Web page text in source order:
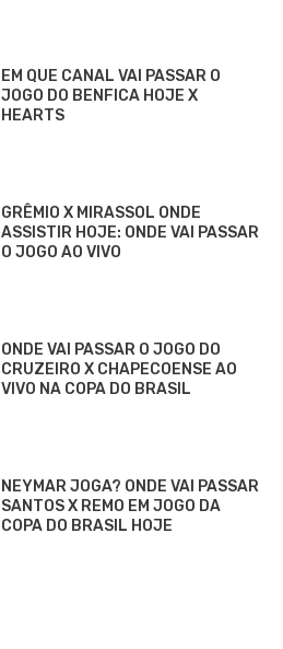
EM QUE CANAL VAI PASSAR O
JOGO DO BENFICA HOJE X
HEARTS
GRÊMIO X MIRASSOL ONDE
ASSISTIR HOJE: ONDE VAI PASSAR
O JOGO AO VIVO
ONDE VAI PASSAR O JOGO DO
CRUZEIRO X CHAPECOENSE AO
VIVO NA COPA DO BRASIL
NEYMAR JOGA? ONDE VAI PASSAR
SANTOS X REMO EM JOGO DA
COPA DO BRASIL HOJE